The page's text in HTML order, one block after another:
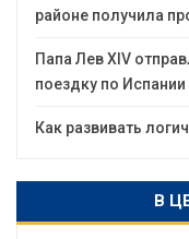
районе получила
Папа Лев XIV
поездку по Испании
Как развивать
В